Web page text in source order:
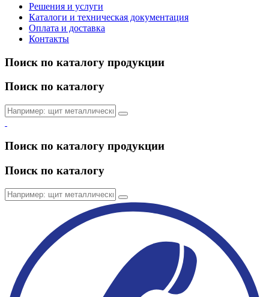
Решения и услуги
Каталоги и техническая документация
Оплата и доставка
Контакты
Поиск по каталогу продукции
Поиск по каталогу
Поиск по каталогу продукции
Поиск по каталогу